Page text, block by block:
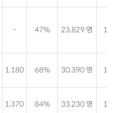
- 47% 23,829 명 18
1,180 68% 30,390 명 16
1,370 84% 33,230 명 14